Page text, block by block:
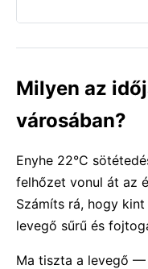
Milyen az
városában?
Enyhe 22°C
felhőzet vonul át az
Számíts rá, hogy
levegő sűrű és
Ma tiszta a levegő —